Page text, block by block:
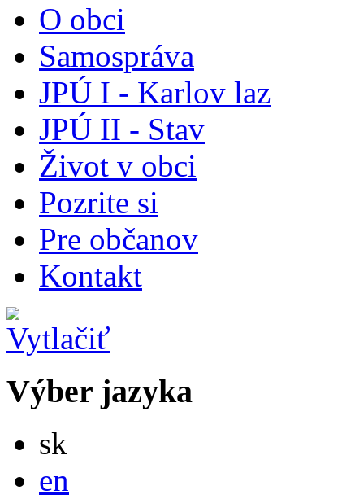
O obci
Samospráva
JPÚ I - Karlov laz
JPÚ II - Stav
Život v obci
Pozrite si
Pre občanov
Kontakt
Výber jazyka
sk
en